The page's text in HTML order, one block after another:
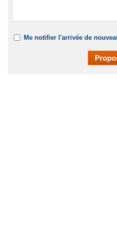
Me notifier l'arrivée de